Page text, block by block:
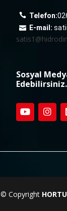
Telefon:
E-mail:
Sosyal
Edebilirsiniz.
© Copyright